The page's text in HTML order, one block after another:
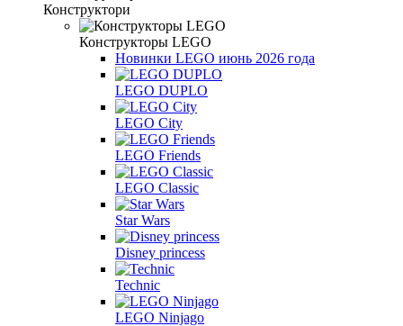
Конструктори
Конструкторы LEGO
Новинки LEGO июнь 2026 года
LEGO DUPLO
LEGO City
LEGO Friends
LEGO Classic
Star Wars
Disney princess
Technic
LEGO Ninjago